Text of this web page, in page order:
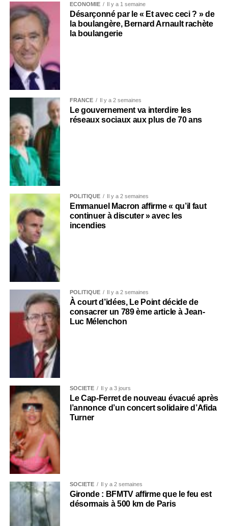
ECONOMIE Il y a 1 semaine
Désarçonné par le « Et avec ceci ? » de
la boulangère, Bernard Arnault rachète
la boulangerie
FRANCE Il y a 2 semaines
Le gouvernement va interdire les
réseaux sociaux aux plus de 70 ans
POLITIQUE Il y a 2 semaines
Emmanuel Macron affirme « qu’il faut
continuer à discuter » avec les
incendies
POLITIQUE Il y a 2 semaines
À court d’idées, Le Point décide de
consacrer un 789 ème article à Jean-
Luc Mélenchon
SOCIÉTÉ Il y a 3 jours
Le Cap-Ferret de nouveau évacué après
l’annonce d’un concert solidaire d’Afida
Turner
SOCIÉTÉ Il y a 2 semaines
Gironde : BFMTV affirme que le feu est
désormais à 500 km de Paris